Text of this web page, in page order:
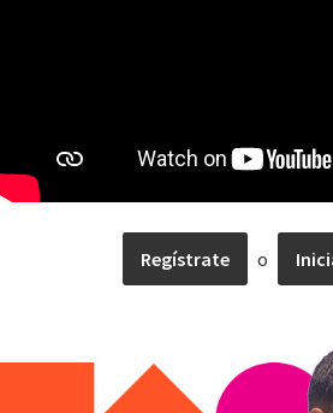
Regístrate o